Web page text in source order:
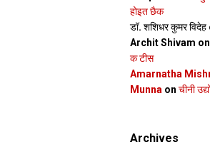
होइत छैक
डॉ. शशिधर कुमर विदेह
Archit Shivam on
क टीस
Amarnatha
Munna on चीनी
Archives